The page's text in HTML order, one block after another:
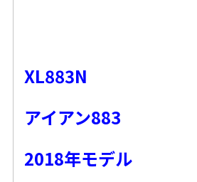
XL883N
アイアン883
2018年モデル